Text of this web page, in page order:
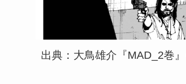
出典：大鳥雄介『MAD_2巻